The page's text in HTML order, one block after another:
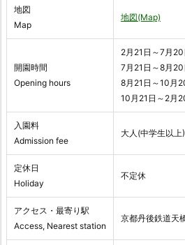
地図
Map
地図(Map)
開園時間
Opening hours
2月21日～7月
7月21日～8月
8月21日～10月
10月21日～2月
入園料
Admission fee
大人(中学生以
定休日
Holiday
不定休
アクセス・最寄り駅
Access, Nearest station
京都丹後鉄道天